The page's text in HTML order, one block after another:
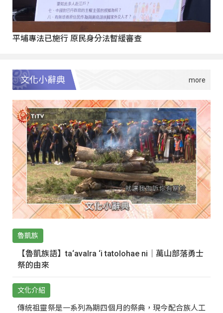
平埔專法已施行 原民身分法暫緩審查
文化小辭典
魯凱族
【魯凱族語】ta‘avalra ‘i tatolohae ni｜萬山部落勇士
祭的由來
文化介紹
傳統祖靈祭是一系列為期四個月的祭典，現今配合族人工